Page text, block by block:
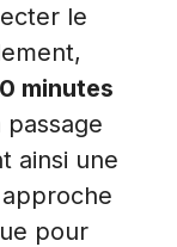
le
minutes
ainsi une
pour